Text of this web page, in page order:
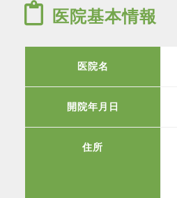
医院基本情報
医院名
開院年月日
住所